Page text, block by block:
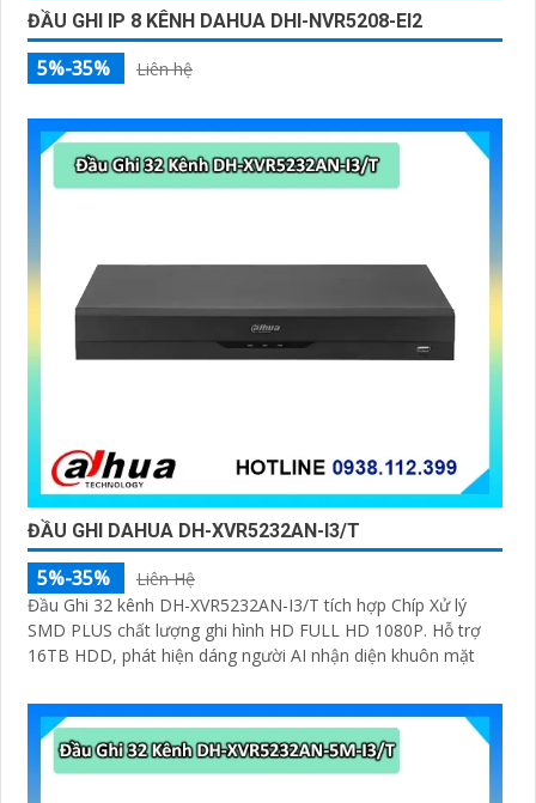
ĐẦU GHI IP 8 KÊNH DAHUA DHI-NVR5208-EI2
5%-35% Liên hệ
ĐẦU GHI DAHUA DH-XVR5232AN-I3/T
5%-35%
Liên Hệ
Đầu Ghi 32 kênh DH-XVR5232AN-I3/T tích hợp Chíp Xử lý
SMD PLUS chất lượng ghi hình HD FULL HD 1080P. Hỗ trợ
16TB HDD, phát hiện dáng người AI nhận diện khuôn mặt